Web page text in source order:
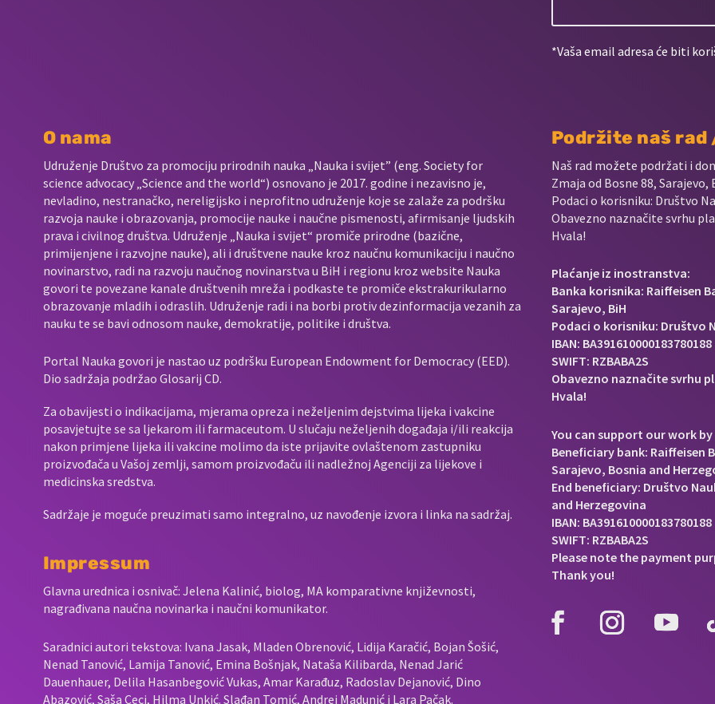
*Vaša email adresa će biti
O nama
Udruženje Društvo za promociju prirodnih nauka „Nauka i svijet” (eng. Society for
science advocacy „Science and the world“) osnovano je 2017. godine i nezavisno je,
nevladino, nestranačko, nereligijsko i neprofitno udruženje koje se zalaže za podršku
razvoja nauke i obrazovanja, promocije nauke i naučne pismenosti, afirmisanje ljudskih
prava i civilnog društva. Udruženje „Nauka i svijet“ promiče prirodne (bazične,
primijenjene i razvojne nauke), ali i društvene nauke kroz naučnu komunikaciju i naučno
novinarstvo, radi na razvoju naučnog novinarstva u BiH i regionu kroz website Nauka
govori te povezane kanale društvenih mreža i podkaste te promiče ekstrakurikularno
obrazovanje mladih i odraslih. Udruženje radi i na borbi protiv dezinformacija vezanih za
nauku te se bavi odnosom nauke, demokratije, politike i društva.
Portal Nauka govori je nastao uz podršku European Endowment for Democracy (EED).
Dio sadržaja podržao Glosarij CD.
Za obavijesti o indikacijama, mjerama opreza i neželjenim dejstvima lijeka i vakcine
posavjetujte se sa ljekarom ili farmaceutom. U slučaju neželjenih događaja i/ili reakcija
nakon primjene lijeka ili vakcine molimo da iste prijavite ovlaštenom zastupniku
proizvođača u Vašoj zemlji, samom proizvođaču ili nadležnoj Agenciji za lijekove i
medicinska sredstva.
Sadržaje je moguće preuzimati samo integralno, uz navođenje izvora i linka na sadržaj.
Impressum
Glavna urednica i osnivač: Jelena Kalinić, biolog, MA komparativne književnosti,
nagrađivana naučna novinarka i naučni komunikator.
Saradnici autori tekstova: Ivana Jasak, Mladen Obrenović, Lidija Karačić, Bojan Šošić,
Nenad Tanović, Lamija Tanović, Emina Bošnjak, Nataša Kilibarda, Nenad Jarić
Dauenhauer, Delila Hasanbegović Vukas, Amar Karađuz, Radoslav Dejanović, Dino
Abazović, Saša Ceci, Hilma Unkić. Slađan Tomić, Andrej Madunić i Lara Pačak.
Podržite naš
Naš rad možete podržati i
Zmaja od Bosne 88, Sarajevo,
Podaci o korisniku: Društvo
Obavezno naznačite svrhu
Hvala!
Plaćanje iz inostranstva:
Banka korisnika: Raiffeisen
Sarajevo, BiH
Podaci o korisniku: Društvo
IBAN: BA391610000183780188
SWIFT: RZBABA2S
Obavezno naznačite svrhu
Hvala!
You can support our work
Beneficiary bank: Raiffeisen
Sarajevo, Bosnia and
End beneficiary: Društvo
and Herzegovina
IBAN: BA391610000183780188
SWIFT: RZBABA2S
Please note the payment
Thank you!